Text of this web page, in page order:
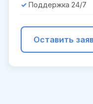
Поддержка 24/7
Оставить